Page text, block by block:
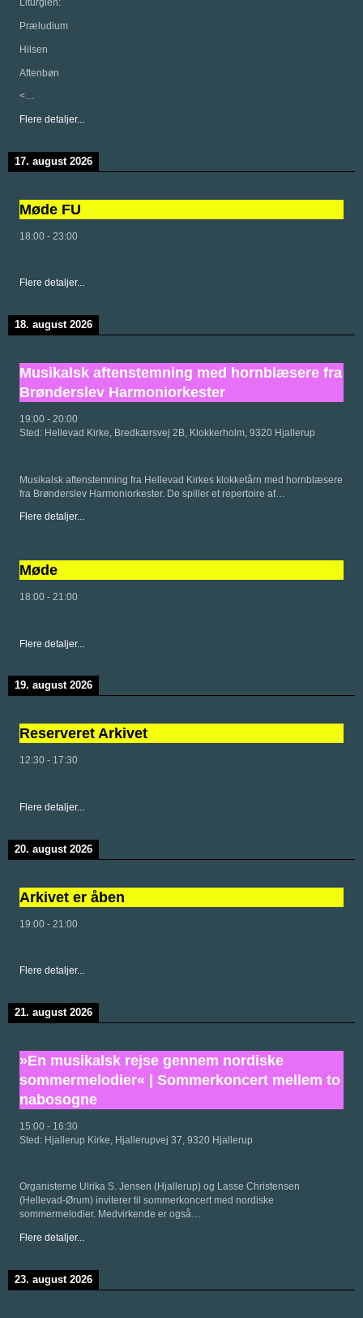
Liturgien:
Præludium
Hilsen
Aftenbøn
<…
Flere detaljer...
17. august 2026
Møde FU
18:00 - 23:00
Flere detaljer...
18. august 2026
Musikalsk aftenstemning med hornblæsere fra
Brønderslev Harmoniorkester
19:00 - 20:00
Sted: Hellevad Kirke, Bredkærsvej 2B, Klokkerholm, 9320 Hjallerup
Musikalsk aftenstemning fra Hellevad Kirkes klokketårn med hornblæsere
fra Brønderslev Harmoniorkester. De spiller et repertoire af…
Flere detaljer...
Møde
18:00 - 21:00
Flere detaljer...
19. august 2026
Reserveret Arkivet
12:30 - 17:30
Flere detaljer...
20. august 2026
Arkivet er åben
19:00 - 21:00
Flere detaljer...
21. august 2026
»En musikalsk rejse gennem nordiske
sommermelodier« | Sommerkoncert mellem to
nabosogne
15:00 - 16:30
Sted: Hjallerup Kirke, Hjallerupvej 37, 9320 Hjallerup
Organisterne Ulrika S. Jensen (Hjallerup) og Lasse Christensen
(Hellevad-Ørum) inviterer til sommerkoncert med nordiske
sommermelodier. Medvirkende er også…
Flere detaljer...
23. august 2026